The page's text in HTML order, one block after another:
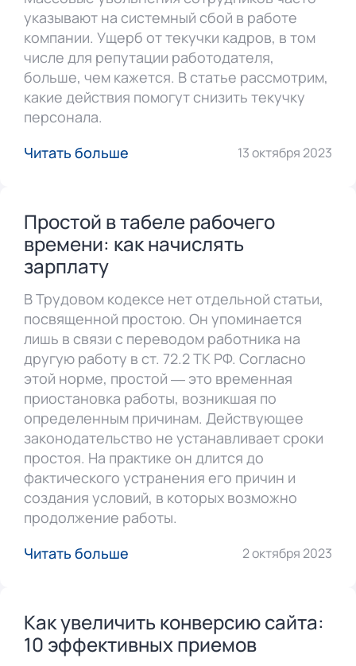
указывают на системный сбой в работе
компании. Ущерб от текучки кадров, в том
числе для репутации работодателя,
больше, чем кажется. В статье рассмотрим,
какие действия помогут снизить текучку
персонала.
Читать больше
13 октября 2023
Простой в табеле рабочего
времени: как начислять
зарплату
В Трудовом кодексе нет отдельной статьи,
посвященной простою. Он упоминается
лишь в связи с переводом работника на
другую работу в ст. 72.2 ТК РФ. Согласно
этой норме, простой — это временная
приостановка работы, возникшая по
определенным причинам. Действующее
законодательство не устанавливает сроки
простоя. На практике он длится до
фактического устранения его причин и
создания условий, в которых возможно
продолжение работы.
Читать больше
2 октября 2023
Как увеличить конверсию сайта:
10 эффективных приемов